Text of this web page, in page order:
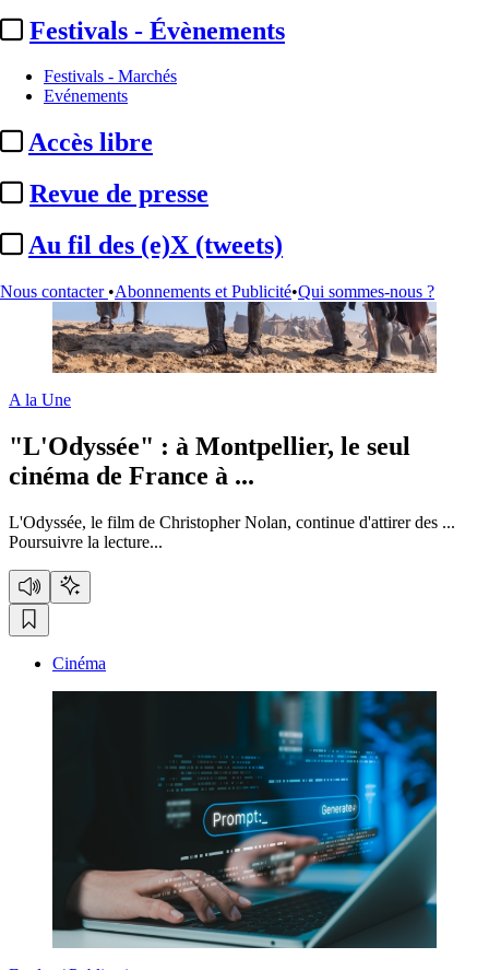
Festivals - Évènements
Festivals - Marchés
Evénements
Accès libre
Revue de presse
Au fil des (e)X (tweets)
Nous contacter •Abonnements et Publicité•Qui sommes-nous ?
Audiovisuel
Creator economy
A la Une
"L'Odyssée" : à Montpellier, le seul
cinéma de France à ...
L'Odyssée, le film de Christopher Nolan, continue d'attirer des ...
Poursuivre la lecture...
Cinéma